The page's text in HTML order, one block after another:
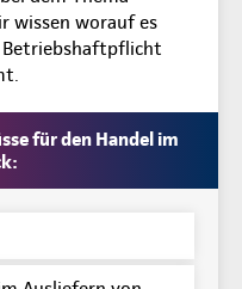
wissen worauf es
Betriebshaftpflicht
für den Handel im